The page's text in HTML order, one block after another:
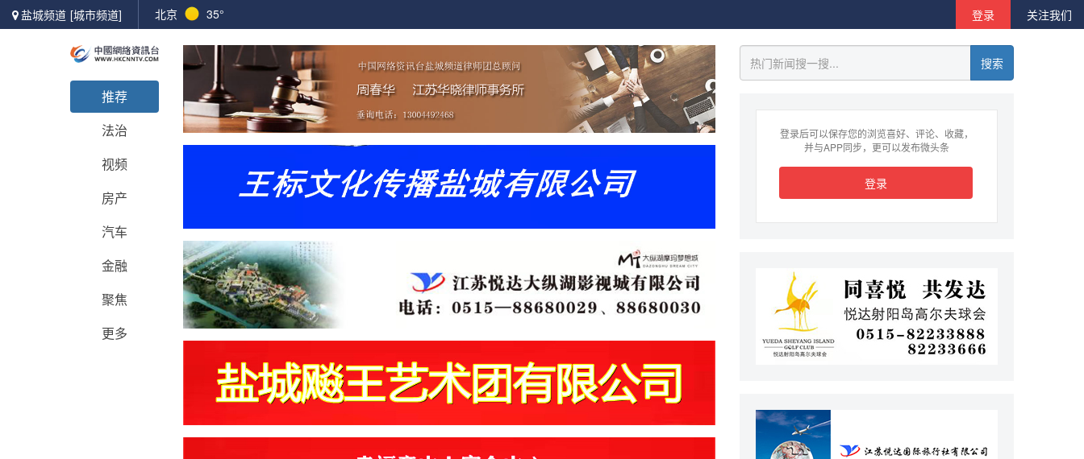
盐城频道 [城市频道] 北京 35° 关注我们
登录
推荐
法治
视频
房产
汽车
金融
聚焦
更多
搜索
登录后可以保存您的浏览喜好、评论、收藏，
并与APP同步，更可以发布微头条
登录